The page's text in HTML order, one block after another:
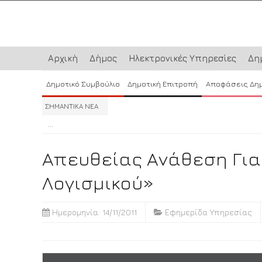
Αρχική Δήμος Ηλεκτρονικές Υπηρεσίες
Δημοτικό Συμβούλιο Δημοτική Επιτροπή Αποφάσεις
ΣΗΜΑΝΤΙΚΑ ΝΕΑ
...
Απευθείας Ανάθεση
Λογισμικού»
Ημερομηνία: 14/11/2011 Εφημερίδα Υπηρεσίας